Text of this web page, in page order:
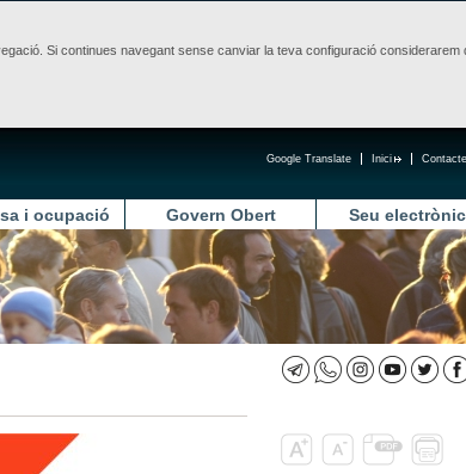
Si continues navegant sense canviar la teva configuració considerarem
Contacte
Inici
Google Translate
i ocupació Govern Obert Seu